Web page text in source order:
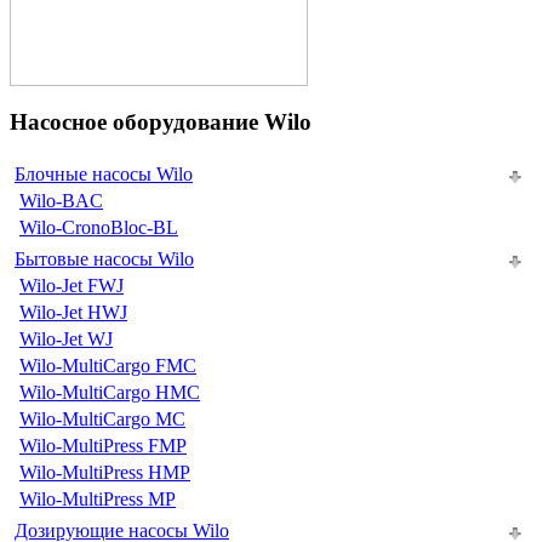
Насосное оборудование Wilo
Блочные насосы Wilo
Wilo-BAC
Wilo-CronoBloc-BL
Бытовые насосы Wilo
Wilo-Jet FWJ
Wilo-Jet HWJ
Wilo-Jet WJ
Wilo-MultiCargo FMC
Wilo-MultiCargo HMC
Wilo-MultiCargo MC
Wilo-MultiPress FMP
Wilo-MultiPress HMP
Wilo-MultiPress MP
Дозирующие насосы Wilo